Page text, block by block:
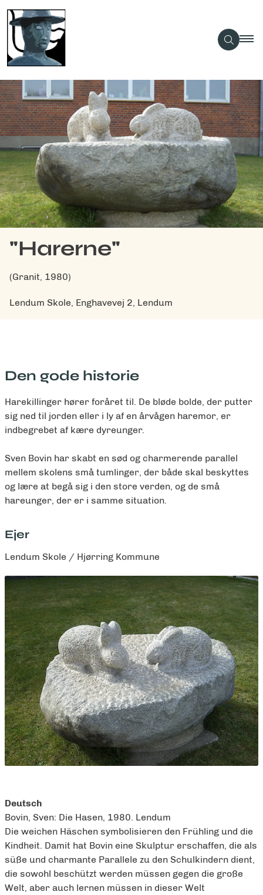
"Harerne"
(Granit, 1980)
Lendum Skole, Enghavevej 2, Lendum
Den gode historie
Harekillinger hører foråret til. De bløde bolde, der putter
sig ned til jorden eller i ly af en årvågen haremor, er
indbegrebet af kære dyreunger.
Sven Bovin har skabt en sød og charmerende parallel
mellem skolens små tumlinger, der både skal beskyttes
og lære at begå sig i den store verden, og de små
hareunger, der er i samme situation.
Ejer
Lendum Skole / Hjørring Kommune
Deutsch
Bovin, Sven: Die Hasen, 1980. Lendum
Die weichen Häschen symbolisieren den Frühling und die
Kindheit. Damit hat Bovin eine Skulptur erschaffen, die als
süße und charmante Parallele zu den Schulkindern dient,
die sowohl beschützt werden müssen gegen die große
Welt, aber auch lernen müssen in dieser Welt